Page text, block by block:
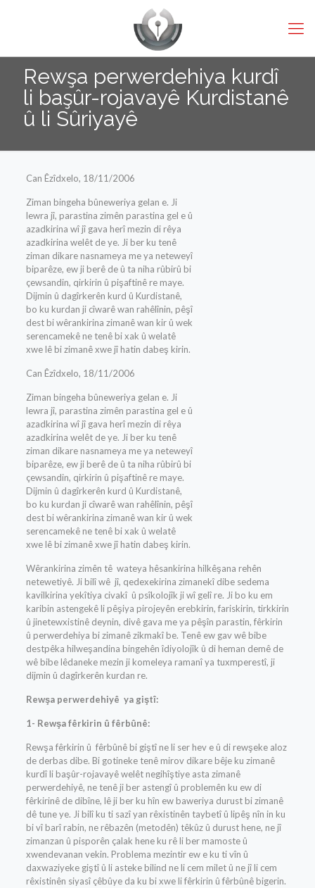
Rewşa perwerdehiya kurdî
li başûr-rojavayê Kurdistanê
û li Sûriyayê
Can Êzîdxelo, 18/11/2006
Ziman bingeha bûneweriya gelan e. Ji
lewra jî, parastina zimên parastina gel e û
azadkirina wî jî gava herî mezin di rêya
azadkirina welêt de ye. Ji ber ku tenê
ziman dikare nasnameya me ya neteweyî
biparêze, ew ji berê de û ta niha rûbirû bi
çewsandin, qirkirin û pişaftinê re maye.
Dijmin û dagîrkerên kurd û Kurdistanê,
bo ku kurdan ji cîwarê wan rahêlînin, pêşî
dest bi wêrankirina zimanê wan kir û wek
serencamekê ne tenê bi xak û welatê
xwe lê bi zimanê xwe jî hatin dabeş kirin.
Can Êzîdxelo, 18/11/2006
Ziman bingeha bûneweriya gelan e. Ji
lewra jî, parastina zimên parastina gel e û
azadkirina wî jî gava herî mezin di rêya
azadkirina welêt de ye. Ji ber ku tenê
ziman dikare nasnameya me ya neteweyî
biparêze, ew ji berê de û ta niha rûbirû bi
çewsandin, qirkirin û pişaftinê re maye.
Dijmin û dagîrkerên kurd û Kurdistanê,
bo ku kurdan ji cîwarê wan rahêlînin, pêşî
dest bi wêrankirina zimanê wan kir û wek
serencamekê ne tenê bi xak û welatê
xwe lê bi zimanê xwe jî hatin dabeş kirin.
Wêrankirina zimên tê wateya hêsankirina hilkêşana rehên
netewetiyê. Ji bilî wê jî, qedexekirina zimanekî dibe sedema
kavilkirina yekîtiya civakî û psîkolojîk ji wî gelî re. Ji bo ku em
karibin astengekê li pêşiya pirojeyên erebkirin, fariskirin, tirkkirin
û jinetewxistinê deynin, divê gava me ya pêşîn parastin, fêrkirin
û perwerdehiya bi zimanê zikmakî be. Tenê ew gav wê bibe
destpêka hilweşandina bingehên îdiyolojîk û di heman demê de
wê bibe lêdaneke mezin ji komeleya ramanî ya tuxmperestî, ji
dijmin û dagîrkerên kurdan re.
Rewşa perwerdehiyê ya giştî:
1- Rewşa fêrkirin û fêrbûnê:
Rewşa fêrkirin û fêrbûnê bi giştî ne li ser hev e û di rewşeke aloz
de derbas dibe. Bi gotineke tenê mirov dikare bêje ku zimanê
kurdî li başûr-rojavayê welêt negihîştiye asta zimanê
perwerdehiyê, ne tenê ji ber astengî û problemên ku ew di
fêrkirinê de dibîne, lê ji ber ku hîn ew baweriya durust bi zimanê
dê tune ye. Ji bilî ku ti sazî yan rêxistinên taybetî û lipêş nîn in ku
bi vî barî rabin, ne rêbazên (metodên) têkûz û durust hene, ne jî
zimanzan û pisporên çalak hene ku rê li ber mamoste û
xwendevanan vekin. Problema mezintir ew e ku ti vîn û
daxwaziyeke giştî û li asteke bilind ne li cem milet û ne jî li cem
rêxistinên siyasî çêbûye da ku bi xwe li fêrkirin û fêrbûnê bigerin.